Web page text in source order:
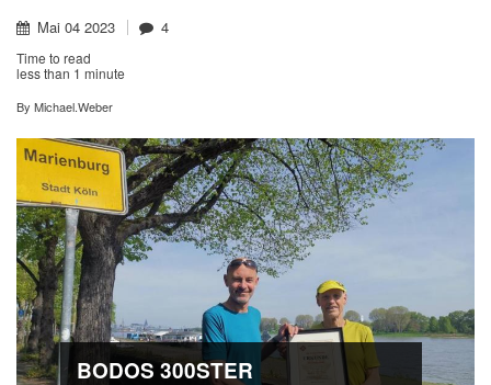
Mai 04 2023 4
Time to read
less than 1 minute
By Michael.Weber
BODOS 300STER